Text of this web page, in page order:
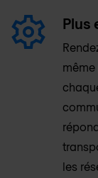
Plus
les